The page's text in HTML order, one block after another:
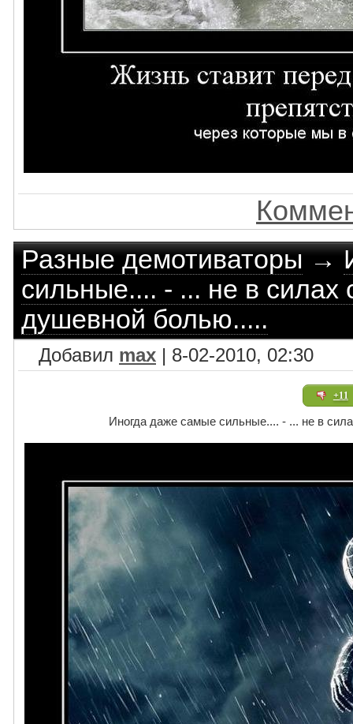
Разные демотиваторы→
сильные.... - ... не в силах
душевной болью.....
Добавил max | 8-02-2010, 02:30
+11
Иногда даже самые сильные.... - ... не в